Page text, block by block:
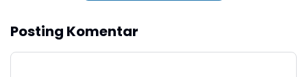
Posting Komentar